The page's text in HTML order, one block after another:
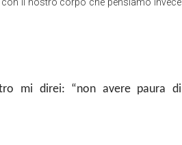
mi direi: “non avere paura di